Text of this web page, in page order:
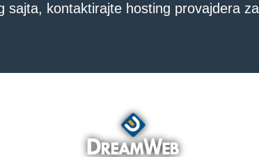
sajta, kontaktirajte hosting provajdera